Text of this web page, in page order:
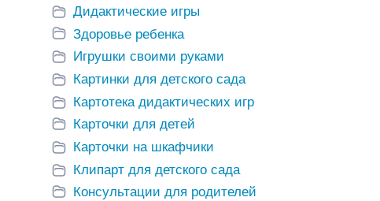
Дидактические игры
Здоровье ребенка
Игрушки своими руками
Картинки для детского сада
Картотека дидактических игр
Карточки для детей
Карточки на шкафчики
Клипарт для детского сада
Консультации для родителей